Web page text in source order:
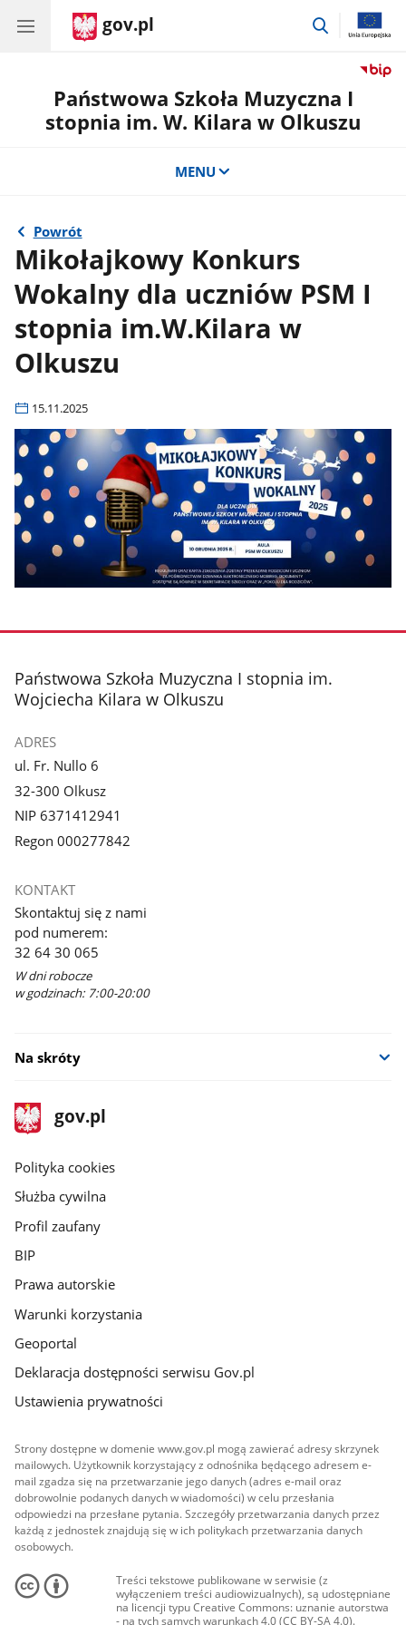
gov.pl
przejdź
Państwowa Szkoła Muzyczna I
stopnia im. W. Kilara w Olkuszu
MENU
Powrót
Mikołajkowy Konkurs
Wokalny dla uczniów PSM I
stopnia im.W.Kilara w
Olkuszu
15.11.2025
stopka
Państwowa Szkoła Muzyczna I stopnia im.
Wojciecha Kilara w Olkuszu
ADRES
ul. Fr. Nullo 6
32-300 Olkusz
NIP 6371412941
Regon 000277842
KONTAKT
Skontaktuj się z nami
pod numerem:
32 64 30 065
W dni robocze
w godzinach: 7:00-20:00
Na skróty
stopka
gov.pl
Strona
gov.pl
gov.pl
Polityka cookies
Służba cywilna
Profil zaufany
BIP
Prawa autorskie
Warunki korzystania
Geoportal
Deklaracja dostępności serwisu Gov.pl
Ustawienia prywatności
Strony dostępne w domenie www.gov.pl mogą zawierać adresy skrzynek
mailowych. Użytkownik korzystający z odnośnika będącego adresem e-
mail zgadza się na przetwarzanie jego danych (adres e-mail oraz
dobrowolnie podanych danych w wiadomości) w celu przesłania
odpowiedzi na przesłane pytania. Szczegóły przetwarzania danych przez
każdą z jednostek znajdują się w ich politykach przetwarzania danych
osobowych.
Treści tekstowe publikowane w serwisie (z
wyłączeniem treści audiowizualnych), są udostępniane
na licencji typu Creative Commons: uznanie autorstwa
- na tych samych warunkach 4.0 (CC BY-SA 4.0).